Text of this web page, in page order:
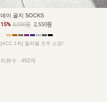
데이 골지 SOCKS
15% 3,000원 2,550원
[ACC 1위] 컬러별 모두 소장!
리뷰수 : 492개